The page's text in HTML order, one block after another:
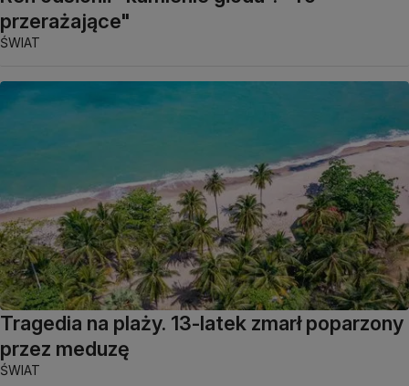
przerażające"
ŚWIAT
Tragedia na plaży. 13-latek zmarł poparzony
przez meduzę
ŚWIAT